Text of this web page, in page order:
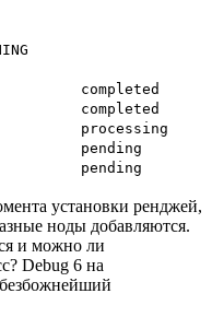
completed
completed
processing
pending
pending
установки ренджей,
ноды добавляются.
и можно ли
Debug 6 на